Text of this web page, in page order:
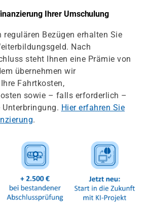
Ihrer Umschulung
Bezügen erhalten Sie
Nach
steht Ihnen eine Prämie von
übernehmen wir
Fahrtkosten,
sowie – falls erforderlich –
Hier erfahren Sie
.